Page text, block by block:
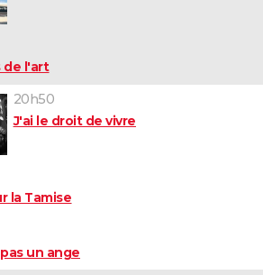
de l'art
20h50
J'ai le droit de vivre
la Tamise
un ange